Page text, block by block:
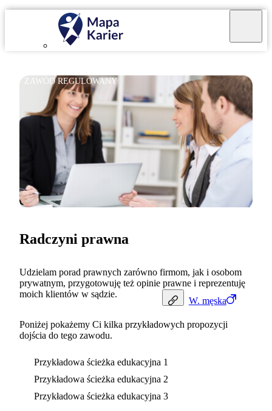
ZAWÓD REGULOWANY
W. męska
Radczyni prawna
Udzielam porad prawnych zarówno firmom, jak i osobom
prywatnym, przygotowuję też opinie prawne i reprezentuję
moich klientów w sądzie.
Poniżej pokażemy Ci kilka przykładowych propozycji
dojścia do tego zawodu.
Przykładowa ścieżka edukacyjna 1
Przykładowa ścieżka edukacyjna 2
Przykładowa ścieżka edukacyjna 3